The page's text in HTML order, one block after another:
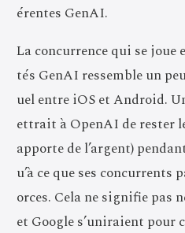
érentes GenAI.
La concurrence qui se
tés GenAI ressemble un
uel entre iOS et Android.
ettrait à OpenAI de rester
apporte de l’argent)
u’à ce que ses
orces. Cela ne signifie pas
et Google s’uniraient pour